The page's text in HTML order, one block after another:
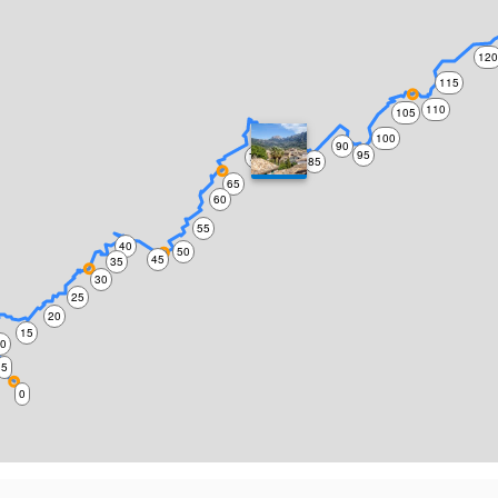
0
5
15
20
25
30
35
40
45
50
55
60
65
70
75
80
85
90
95
100
105 110
115
120